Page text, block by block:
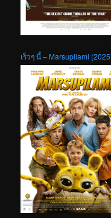
เร็วๆ นี้ – Marsupilami